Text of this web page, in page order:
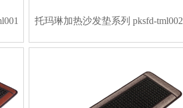
托玛琳加热沙发垫系列 pksfd-tml002